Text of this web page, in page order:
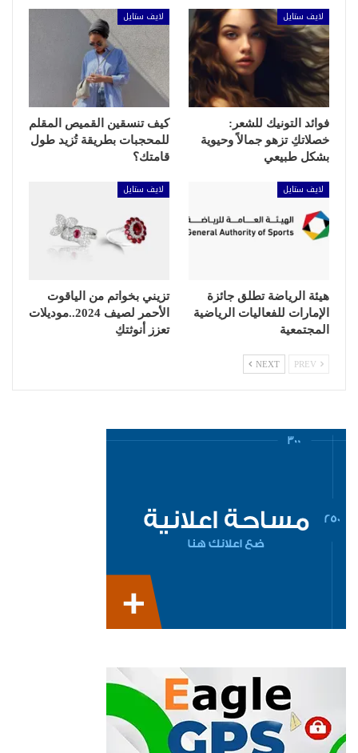
لايف ستايل
فوائد التونيك للشعر:
خصلاتكِ تزهو جمالاً وحيوية
بشكل طبيعي
لايف ستايل
كيف تنسقين القميص المقلم
للمحجبات بطريقة تُزيد طول
قامتك؟
لايف ستايل
هيئة الرياضة تطلق جائزة
الإمارات للفعاليات الرياضية
المجتمعية
لايف ستايل
تزيني بخواتم من الياقوت
الأحمر لصيف 2024..موديلات
تعزز أنوثتكِ
NEXT